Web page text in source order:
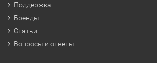
Поддержка
Бренды
Статьи
Вопросы и ответы